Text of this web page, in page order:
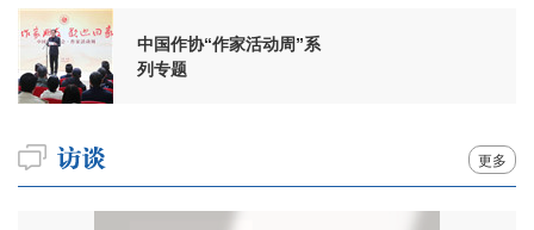
中国作协“作家活动周”系
列专题
更多